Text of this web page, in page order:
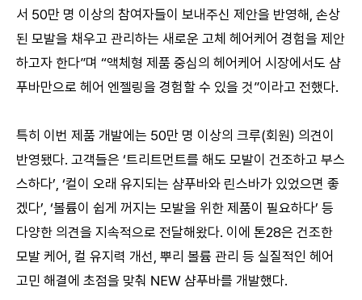
서 50만 명 이상의 참여자들이 보내주신 제안을 반영해, 손상
된 모발을 채우고 관리하는 새로운 고체 헤어케어 경험을 제안
하고자 한다”며 “액체형 제품 중심의 헤어케어 시장에서도 샴
푸바만으로 헤어 엔젤링을 경험할 수 있을 것”이라고 전했다.
특히 이번 제품 개발에는 50만 명 이상의 크루(회원) 의견이
반영됐다. 고객들은 ‘트리트먼트를 해도 모발이 건조하고 부스
스하다’, ‘컬이 오래 유지되는 샴푸바와 린스바가 있었으면 좋
겠다’, ‘볼륨이 쉽게 꺼지는 모발을 위한 제품이 필요하다’ 등
다양한 의견을 지속적으로 전달해왔다. 이에 톤28은 건조한
모발 케어, 컬 유지력 개선, 뿌리 볼륨 관리 등 실질적인 헤어
고민 해결에 초점을 맞춰 NEW 샴푸바를 개발했다.